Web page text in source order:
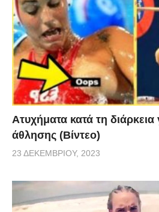
Aτυχήματα κατά τη διάρκεια
άθλησης (Βίντεο)
23 ΔΕΚΕΜΒΡΊΟΥ, 2023